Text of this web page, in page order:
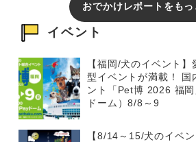
おでかけレポートをもっ
イベント
【福岡/犬のイベント
型イベントが満載！ 国
ント「Pet博 2026 福
ドーム）8/8～9
【8/14～15/犬のイベ